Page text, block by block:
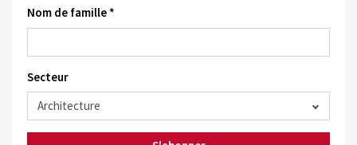
Nom de famille *
Secteur